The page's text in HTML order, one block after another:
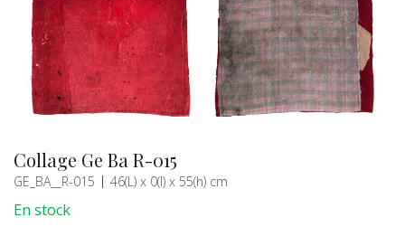
Collage Ge Ba R-015
GE_BA__R-015 46(L) x 0(l) x 55(h) cm
En stock